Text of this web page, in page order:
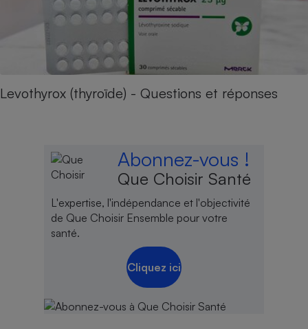
Levothyrox (thyroïde) - Questions et réponses
Abonnez-vous !
Que Choisir Santé
L'expertise, l'indépendance et l'objectivité
de Que Choisir Ensemble pour votre
santé.
Cliquez ici